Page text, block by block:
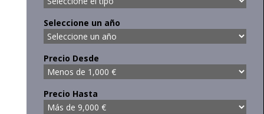
Seleccione un año
Precio Desde
Precio Hasta